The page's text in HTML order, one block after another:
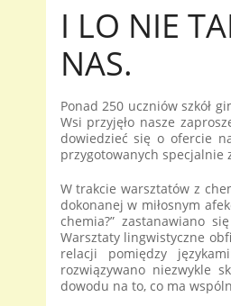
I LO NIE
NAS.
Ponad 250 uczniów szkół
Wsi przyjęło nasze
dowiedzieć się o ofercie
przygotowanych specjalnie
W trakcie warsztatów z
dokonanej w miłosnym
chemia?” zastanawiano
Warsztaty lingwistyczne
relacji pomiędzy
rozwiązywano niezwykle
dowodu na to, co ma